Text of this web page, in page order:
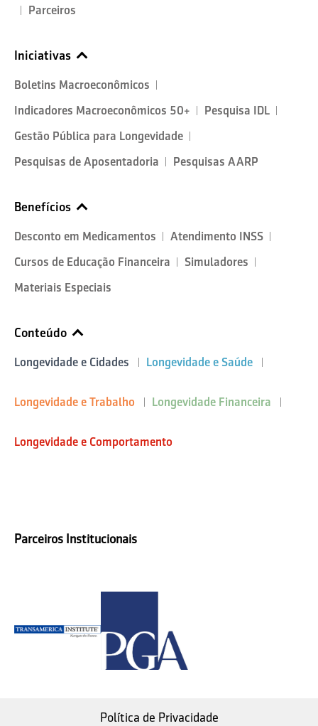
Parceiros
Iniciativas
Boletins Macroeconômicos
Indicadores Macroeconômicos 50+
Pesquisa IDL
Gestão Pública para Longevidade
Pesquisas de Aposentadoria
Pesquisas AARP
Benefícios
Desconto em Medicamentos
Atendimento INSS
Cursos de Educação Financeira
Simuladores
Materiais Especiais
Conteúdo
Longevidade e Cidades Longevidade e Saúde
Longevidade e Trabalho Longevidade Financeira
Longevidade e Comportamento
Parceiros Institucionais
Política de Privacidade